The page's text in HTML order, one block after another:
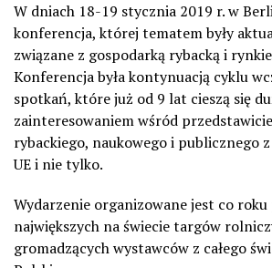
W dniach 18-19 stycznia 2019 r. w
konferencja, której tematem były
związane z gospodarką rybacką i
Konferencja była kontynuacją cyklu
spotkań, które już od 9 lat cieszą się
zainteresowaniem wśród
rybackiego, naukowego i publicznego
UE i nie tylko.
Wydarzenie organizowane jest co
największych na świecie targów
gromadzących wystawców z całego